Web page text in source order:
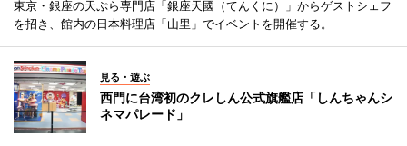
東京・銀座の天ぷら専門店「銀座天國（てんくに）」からゲストシェフ
を招き、館内の日本料理店「山里」でイベントを開催する。
見る・遊ぶ
西門に台湾初のクレしん公式旗艦店「しんちゃんシ
ネマパレード」